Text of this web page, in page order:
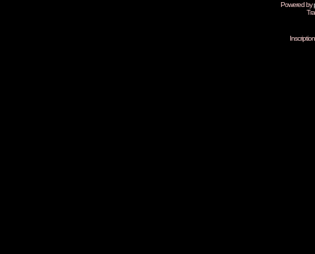
Powered by